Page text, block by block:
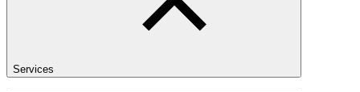
Services